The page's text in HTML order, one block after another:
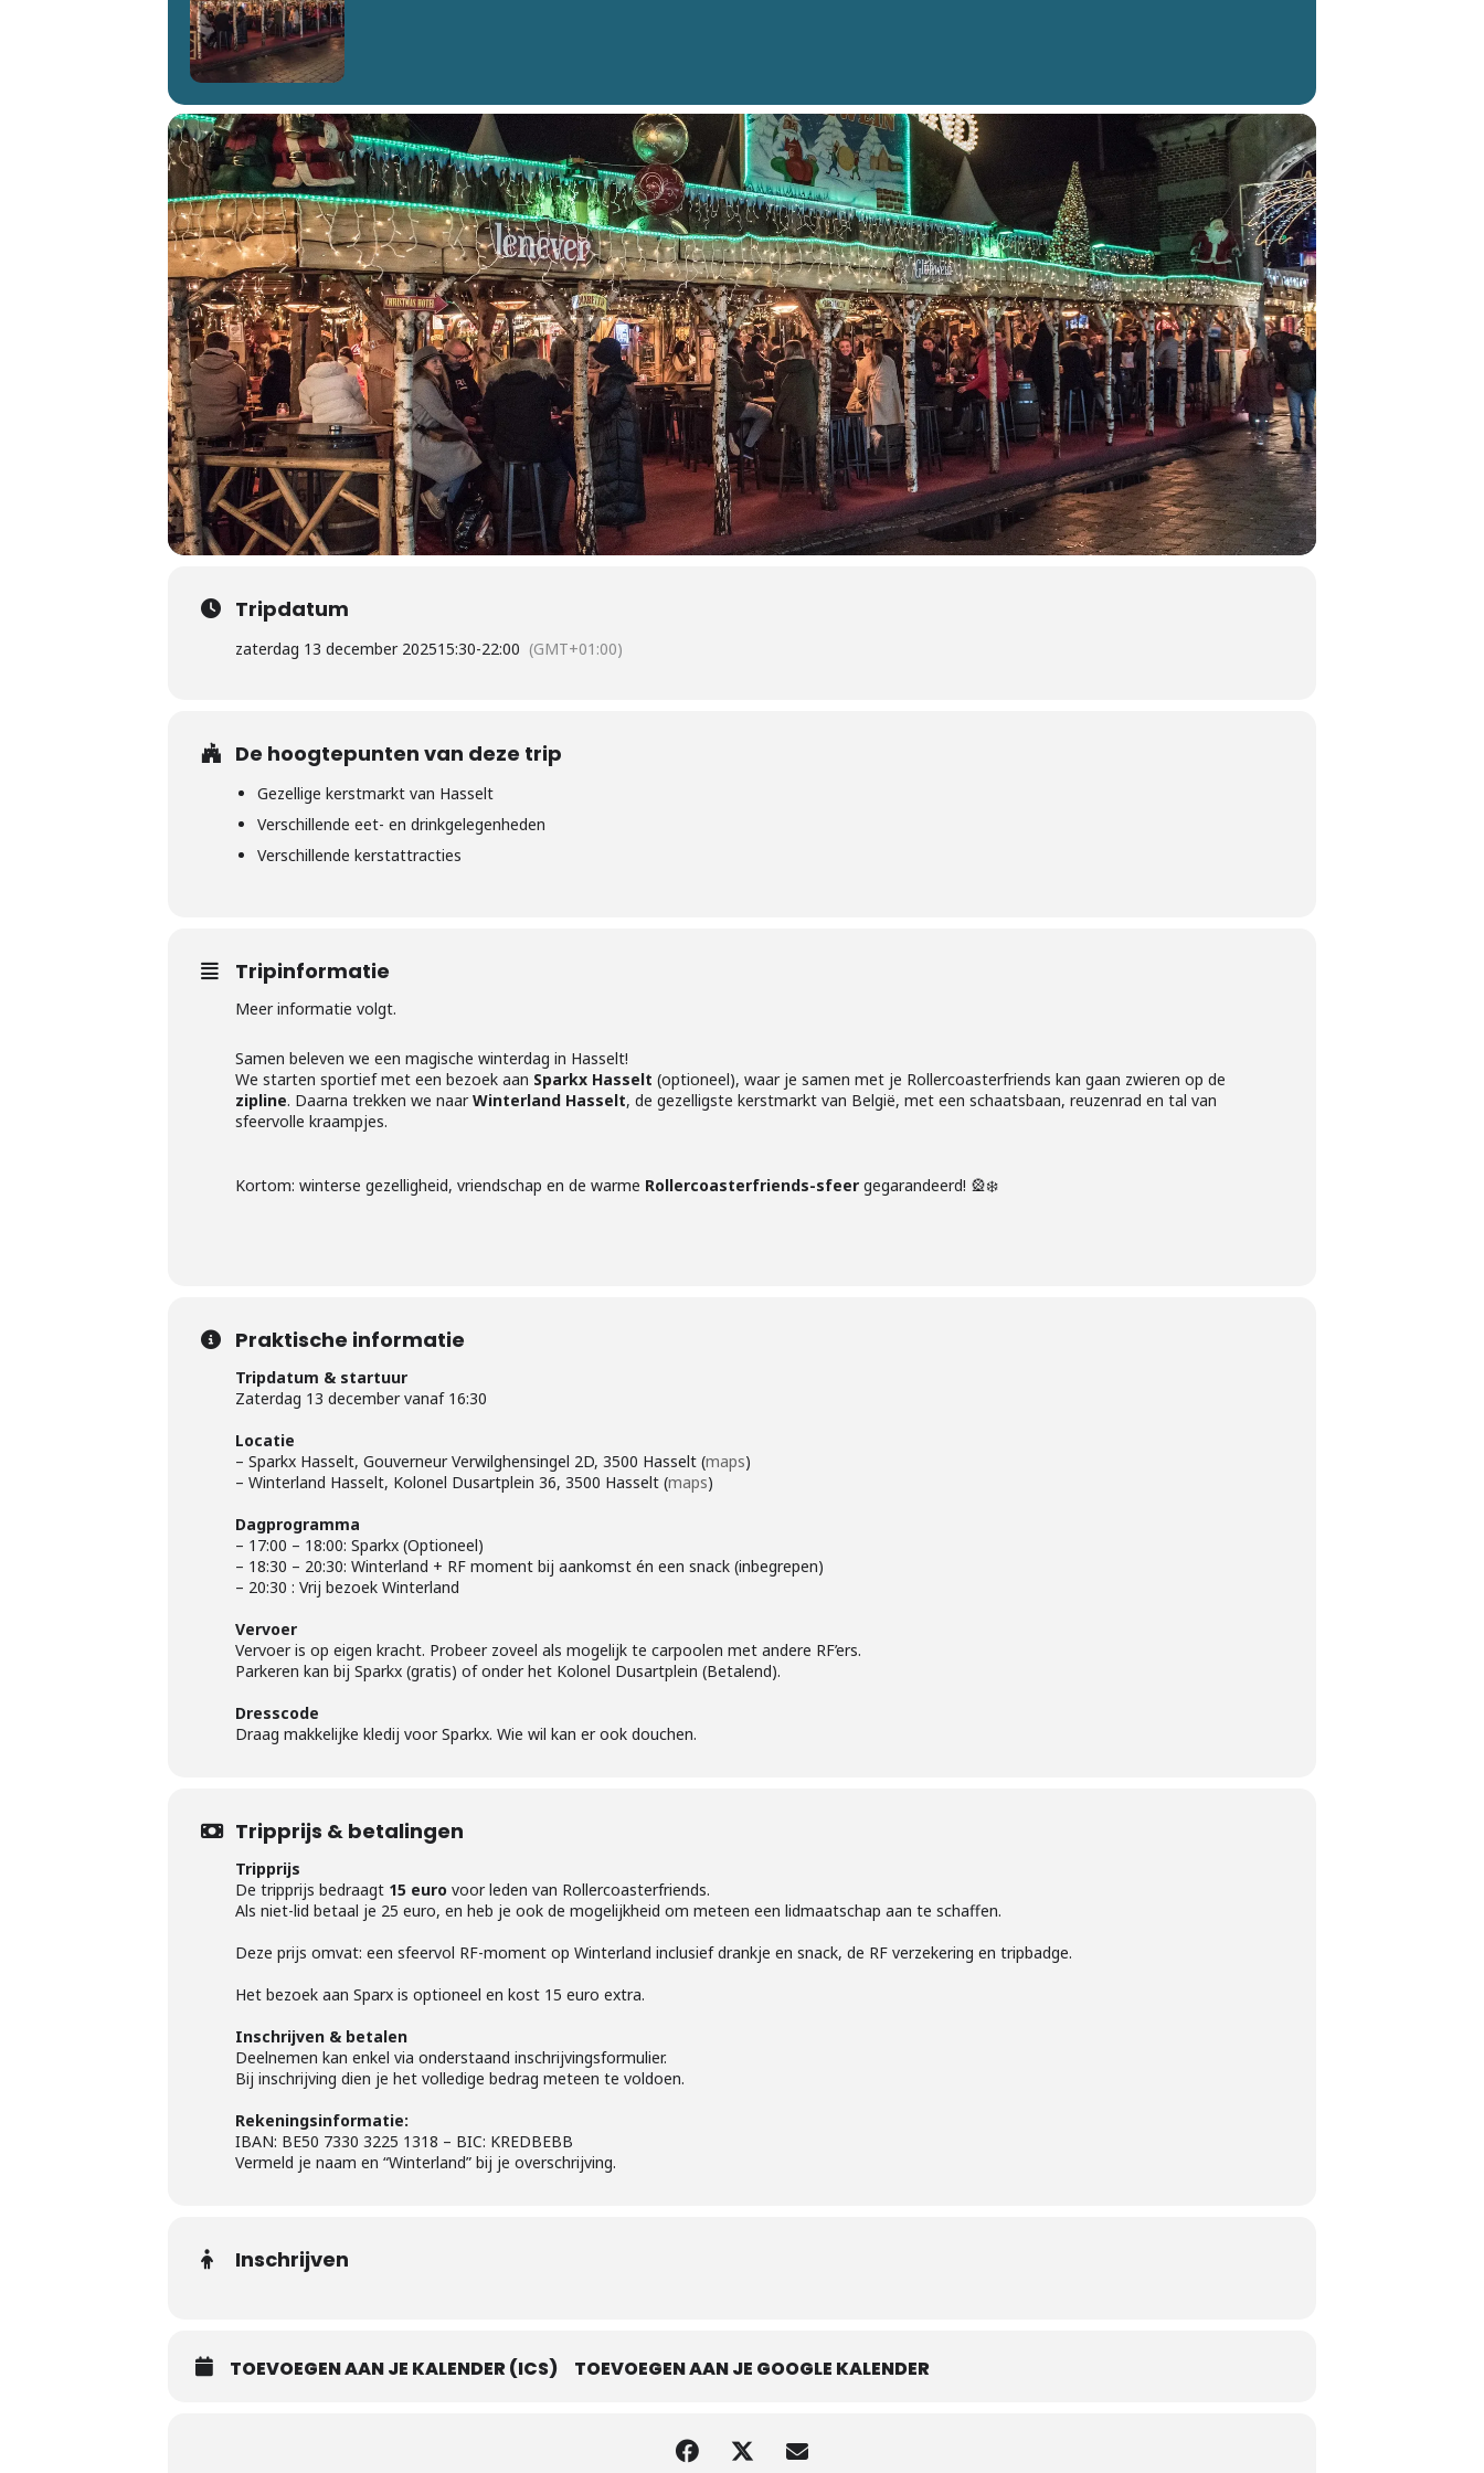
Tripdatum
zaterdag 13 december 202515:30-22:00 (GMT+01:00)
De hoogtepunten van deze trip
Gezellige kerstmarkt van Hasselt
Verschillende eet- en drinkgelegenheden
Verschillende kerstattracties
Tripinformatie
Meer informatie volgt.
Samen beleven we een magische winterdag in Hasselt!
We starten sportief met een bezoek aan Sparkx Hasselt (optioneel), waar je samen met je Rollercoasterfriends kan gaan zwieren op de
zipline. Daarna trekken we naarWinterland Hasselt, de gezelligste kerstmarkt van België, met een schaatsbaan, reuzenrad en tal van
sfeervolle kraampjes.
Kortom: winterse gezelligheid, vriendschap en de warme Rollercoasterfriends-sfeer gegarandeerd! 🎡❄️
Praktische informatie
Tripdatum & startuur
Zaterdag 13 december vanaf 16:30
Locatie
– Sparkx Hasselt, Gouverneur Verwilghensingel 2D, 3500 Hasselt (maps)
– Winterland Hasselt, Kolonel Dusartplein 36, 3500 Hasselt (maps)
Dagprogramma
– 17:00 – 18:00: Sparkx (Optioneel)
– 18:30 – 20:30: Winterland + RF moment bij aankomst én een snack (inbegrepen)
– 20:30 : Vrij bezoek Winterland
Vervoer
Vervoer is op eigen kracht. Probeer zoveel als mogelijk te carpoolen met andere RF’ers.
Parkeren kan bij Sparkx (gratis) of onder het Kolonel Dusartplein (Betalend).
Dresscode
Draag makkelijke kledij voor Sparkx. Wie wil kan er ook douchen.
Tripprijs & betalingen
Tripprijs
De tripprijs bedraagt 15 euro voor leden van Rollercoasterfriends.
Als niet-lid betaal je 25 euro, en heb je ook de mogelijkheid om meteen een lidmaatschap aan te schaffen.
Deze prijs omvat: een sfeervol RF-moment op Winterland inclusief drankje en snack, de RF verzekering en tripbadge.
Het bezoek aan Sparx is optioneel en kost 15 euro extra.
Inschrijven & betalen
Deelnemen kan enkel via onderstaand inschrijvingsformulier.
Bij inschrijving dien je het volledige bedrag meteen te voldoen.
Rekeningsinformatie:
IBAN: BE50 7330 3225 1318 – BIC: KREDBEBB
Vermeld je naam en “Winterland” bij je overschrijving.
Inschrijven
TOEVOEGEN AAN JE KALENDER (ICS) TOEVOEGEN AAN JE GOOGLE KALENDER